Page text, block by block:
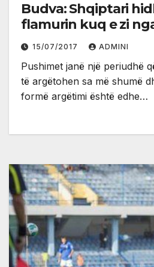
Budva: Shqiptari
flamurin kuq e zi
15/07/2017 ADMINI
Pushimet janë një periudhë
të argëtohen sa më shumë
formë argëtimi është edhe…